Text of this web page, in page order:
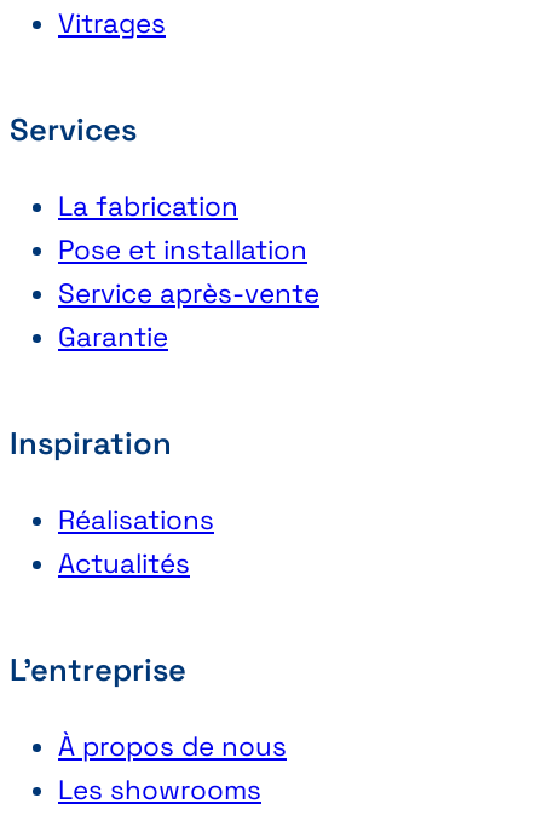
Vitrages
Services
La fabrication
Pose et installation
Service après-vente
Garantie
Inspiration
Réalisations
Actualités
L'entreprise
À propos de nous
Les showrooms